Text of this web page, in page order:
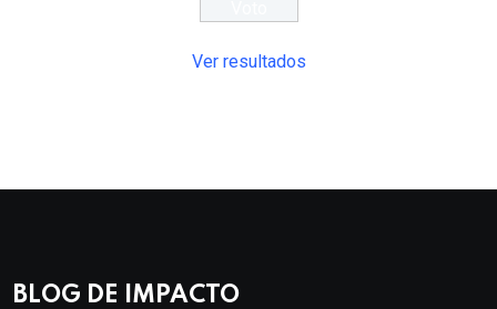
Ver resultados
BLOG DE IMPACTO